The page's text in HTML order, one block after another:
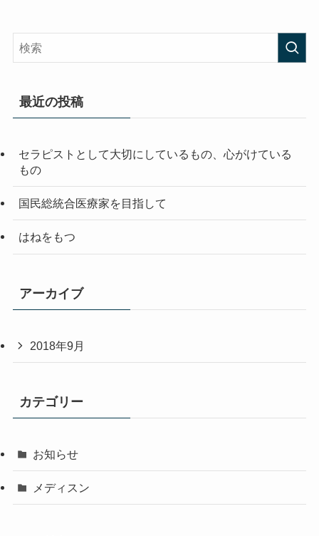
最近の投稿
セラピストとして大切にしているもの、心がけている
もの
国民総統合医療家を目指して
はねをもつ
アーカイブ
2018年9月
カテゴリー
お知らせ
メディスン